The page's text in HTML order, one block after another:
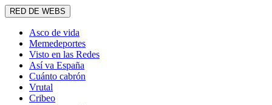
RED DE WEBS
Asco de vida
Memedeportes
Visto en las Redes
Así va España
Cuánto cabrón
Vrutal
Cribeo